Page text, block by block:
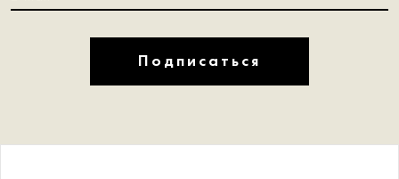
Подписаться